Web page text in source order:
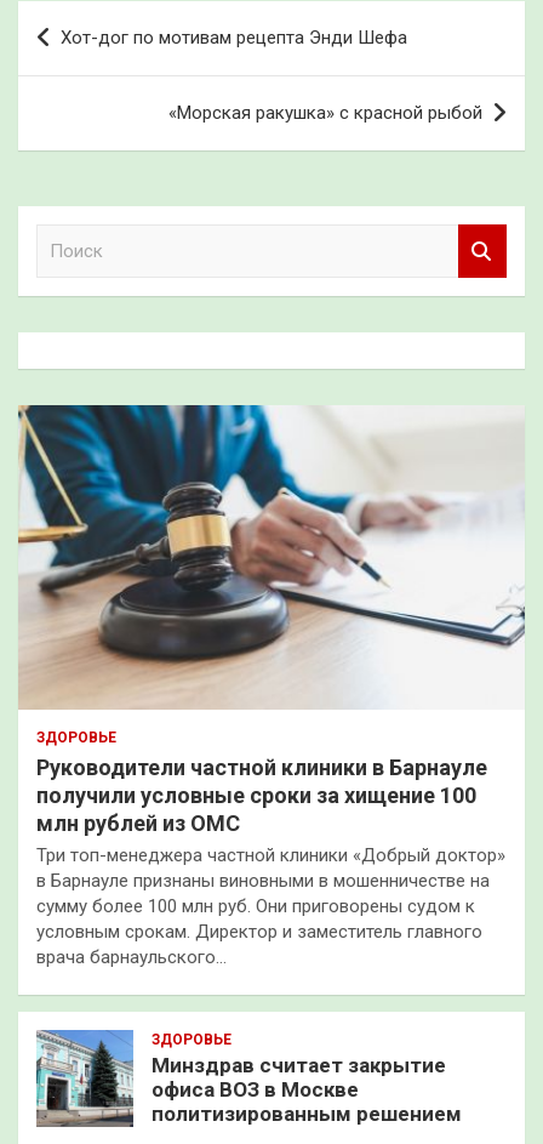
Навигация
по
Хот-дог по мотивам рецепта Энди Шефа
«Морская ракушка» с красной рыбой
к
ЗДОРОВЬЕ
Руководители частной клиники в Барнауле
получили условные сроки за хищение 100
млн рублей из ОМС
Три топ-менеджера частной клиники «Добрый доктор»
в Барнауле признаны виновными в мошенничестве на
сумму более 100 млн руб. Они приговорены судом к
условным срокам. Директор и заместитель главного
врача барнаульского…
ЗДОРОВЬЕ
Минздрав считает закрытие
офиса ВОЗ в Москве
политизированным решением